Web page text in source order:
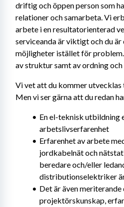
driftig och öppen person som
relationer och samarbeta. Vi
arbete i en resultatorienterad
serviceanda är viktigt och du är
möjligheter istället för
av struktur samt av ordning och
Vi vet att du kommer utvecklas
Men vi ser gärna att du redan
En el-teknisk utbildning
arbetslivserfarenhet
Erfarenhet av arbete
jordkabelnät och
beredare och/eller
distributionselektriker
Det är även meriterande
projektörskunskap,